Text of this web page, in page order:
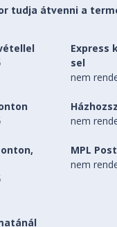
(GB/sec)
TFLOPS
AI TOPS
tudja átvenni a
Express
sel
nem
nem
MPL
nem